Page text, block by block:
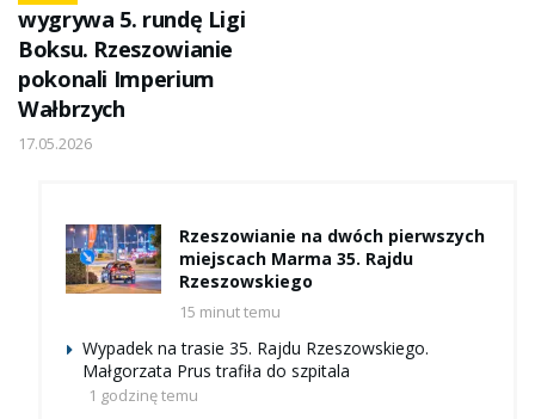
wygrywa 5. rundę Ligi
Boksu. Rzeszowianie
pokonali Imperium
Wałbrzych
17.05.2026
Rzeszowianie na dwóch pierwszych
miejscach Marma 35. Rajdu
Rzeszowskiego
15 minut temu
Wypadek na trasie 35. Rajdu Rzeszowskiego.
Małgorzata Prus trafiła do szpitala
1 godzinę temu